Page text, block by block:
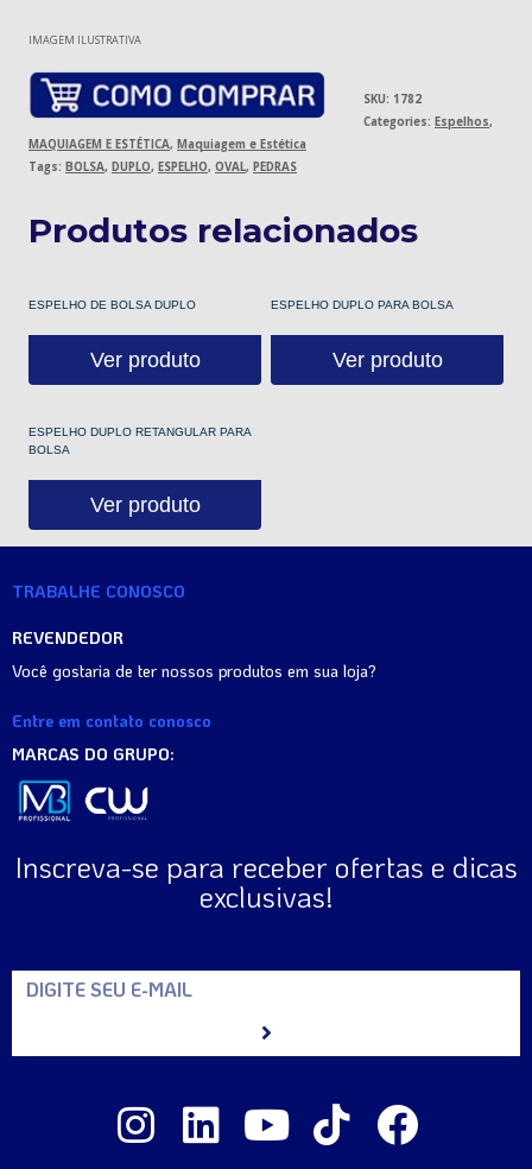
IMAGEM ILUSTRATIVA
SKU: 1782
Categories: Espelhos,
MAQUIAGEM E ESTÉTICA, Maquiagem e Estética
Tags: BOLSA, DUPLO, ESPELHO, OVAL, PEDRAS
Produtos relacionados
ESPELHO DE BOLSA DUPLO
Ver produto
ESPELHO DUPLO PARA BOLSA
Ver produto
ESPELHO DUPLO RETANGULAR PARA
BOLSA
Ver produto
TRABALHE CONOSCO
REVENDEDOR
Você gostaria de ter nossos produtos em sua loja?
Entre em contato conosco
MARCAS DO GRUPO:
Inscreva-se para receber ofertas e dicas
exclusivas!